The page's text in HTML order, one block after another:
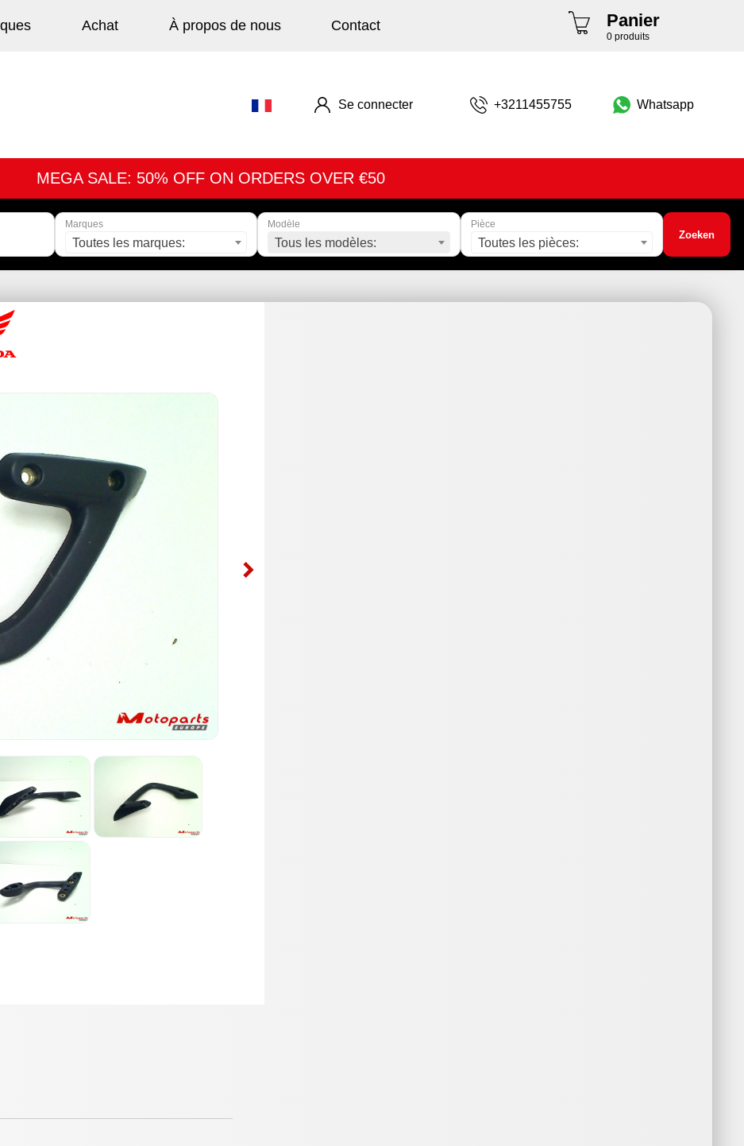
Panier
0 produits
Achat À propos de nous Contact
Whatsapp
+3211455755
Se connecter
MEGA SALE: 50% OFF ON ORDERS OVER €50
Marques
Toutes les marques:
Modèle
Tous les modèles:
Pièce
Toutes les pièces:
Zoeken